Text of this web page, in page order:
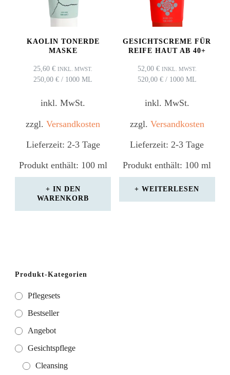
KAOLIN TONERDE
MASKE
25,60€ INKL. MWST.
250,00€ / 1000 ML
inkl. MwSt.
zzgl.Versandkosten
Lieferzeit: 2-3 Tage
Produkt enthält: 100 ml
IN DEN
WARENKORB
GESICHTSCREME FÜR
REIFE HAUT AB 40+
52,00 € INKL. MWST.
520,00 €/ 1000 ML
inkl. MwSt.
zzgl. Versandkosten
Lieferzeit: 2-3 Tage
Produkt enthält: 100ml
WEITERLESEN
Produkt-Kategorien
Pflegesets
Bestseller
Angebot
Gesichtspflege
Cleansing